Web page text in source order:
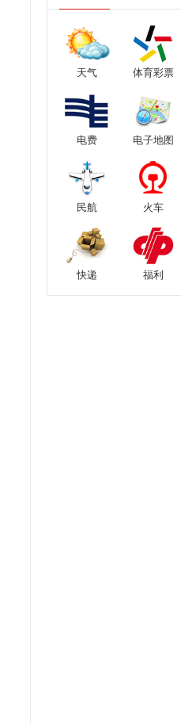
天气 体育彩票
电费 电子地图
民航 火车
快递 福利